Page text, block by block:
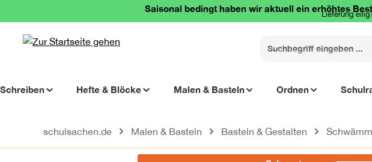
Zur Hauptnavigation springenSaisonal bedingt haben wir aktuell ein erhöhtes
Lieferung
Schreiben Hefte & Blöcke Malen & Basteln Ordnen
schulsachen.de Malen & Basteln Basteln & Gestalten